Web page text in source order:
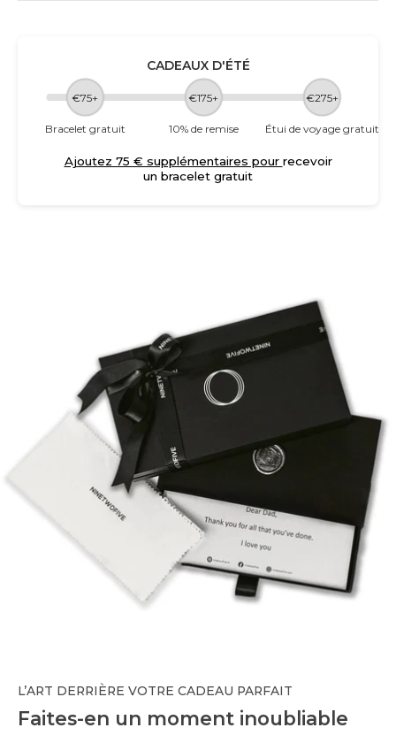
CADEAUX D'ÉTÉ
€75+ €175+ €275+
Bracelet gratuit 10% de remise Étui de voyage gratuit
Ajoutez 75 € supplémentaires pour recevoir
un bracelet gratuit
L’ART DERRIÈRE VOTRE CADEAU PARFAIT
Faites-en un moment inoubliable